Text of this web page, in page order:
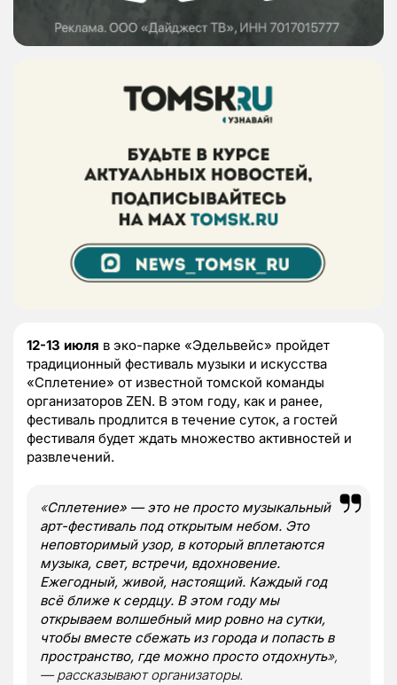
12-13 июля в эко-парке «Эдельвейс» пройдет
традиционный фестиваль музыки и искусства
«Сплетение» от известной томской команды
организаторов ZEN. В этом году, как и ранее,
фестиваль продлится в течение суток, а гостей
фестиваля будет ждать множество активностей и
развлечений.
«Сплетение» — это не просто музыкальный
арт-фестиваль под открытым небом. Это
неповторимый узор, в который вплетаются
музыка, свет, встречи, вдохновение.
Ежегодный, живой, настоящий. Каждый год
всё ближе к сердцу. В этом году мы
открываем волшебный мир ровно на сутки,
чтобы вместе сбежать из города и попасть в
пространство, где можно просто отдохнуть»,
— рассказывают организаторы.